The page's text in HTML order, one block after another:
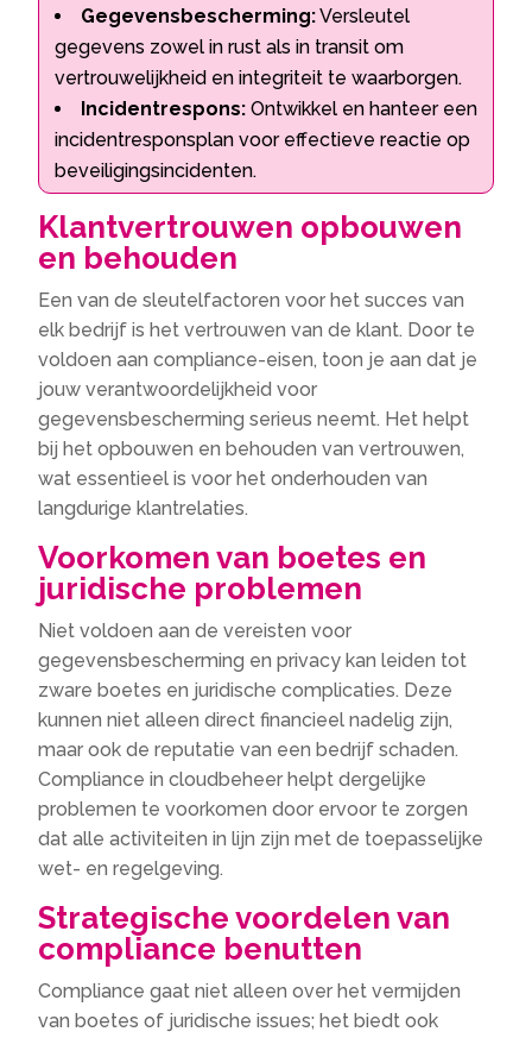
Gegevensbescherming:Versleutel
gegevens zowel in rust als in transit om
vertrouwelijkheid en integriteit te waarborgen.
Incidentrespons: Ontwikkel en hanteer een
incidentresponsplan voor effectieve reactie op
beveiligingsincidenten.
Klantvertrouwen opbouwen
en behouden
Een van de sleutelfactoren voor het succes van
elk bedrijf is het vertrouwen van de klant. Door te
voldoen aan compliance-eisen, toon je aan dat je
jouw verantwoordelijkheid voor
gegevensbescherming serieus neemt. Het helpt
bij het opbouwen en behouden van vertrouwen,
wat essentieel is voor het onderhouden van
langdurige klantrelaties.
Voorkomen van boetes en
juridische problemen
Niet voldoen aan de vereisten voor
gegevensbescherming en privacy kan leiden tot
zware boetes en juridische complicaties. Deze
kunnen niet alleen direct financieel nadelig zijn,
maar ook de reputatie van een bedrijf schaden.
Compliance in cloudbeheer helpt dergelijke
problemen te voorkomen door ervoor te zorgen
dat alle activiteiten in lijn zijn met de toepasselijke
wet- en regelgeving.
Strategische voordelen van
compliance benutten
Compliance gaat niet alleen over het vermijden
van boetes of juridische issues; het biedt ook